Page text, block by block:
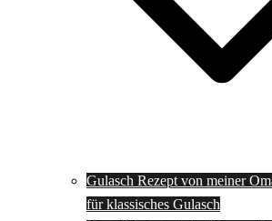
Gulasch Rezept von meiner
für klassisches Gulasch